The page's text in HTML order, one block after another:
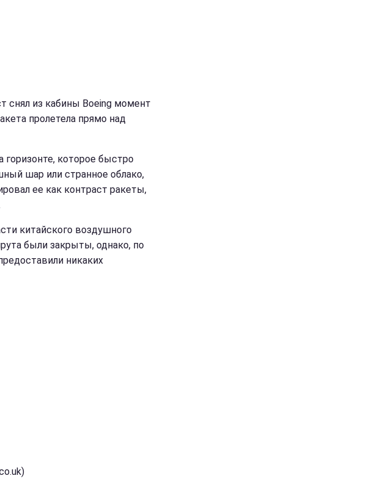
снял из кабины Boeing момент
пролетела прямо над
горизонте, которое быстро
шар или странное облако,
ее как контраст ракеты,
китайского воздушного
были закрыты, однако, по
никаких